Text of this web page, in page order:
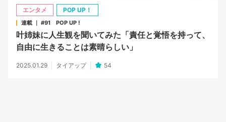
エンタメ POP UP！
連載 ｜ #91 POP UP !
叶姉妹に人生観を聞いてみた「責任と覚悟を持って、
自由に生きることは素晴らしい」
2025.01.29 タイアップ 54